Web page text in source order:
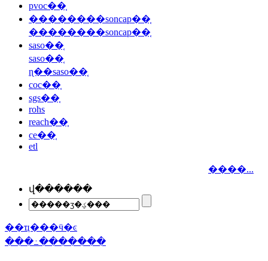
pvoc��֤
��������soncap��֤
��������soncap��֤
saso��֤
saso��֤
ɳ��saso��֤
coc��֤
sgs��֤
rohs
reach��֤
ce��֤
etl
����...
վ������
��ҵ���ӵ�ͼ
���߸�������